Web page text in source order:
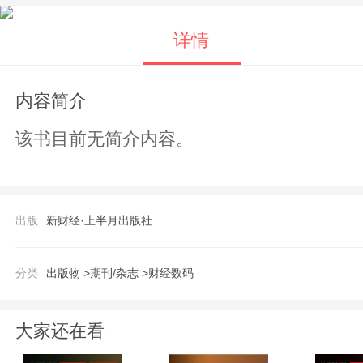
详情
内容简介
该书目前无简介内容。
出版 新财经·上半月出版社
分类 出版物 >期刊/杂志 >财经数码
大家还在看